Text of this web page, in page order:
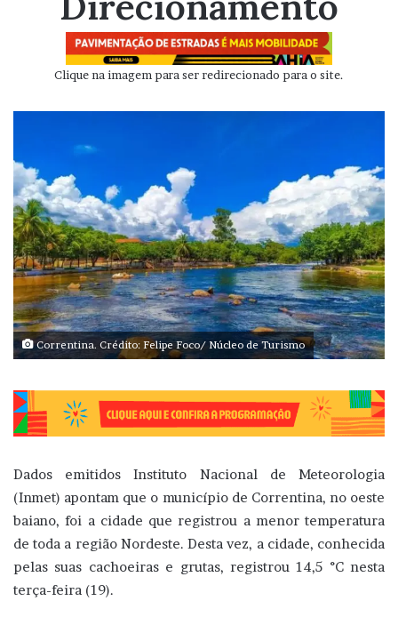
Clique na imagem para ser redirecionado para o site.
Correntina. Crédito: Felipe Foco/ Núcleo de Turismo
Dados emitidos Instituto Nacional de Meteorologia
(Inmet) apontam que o município de Correntina, no oeste
baiano, foi a cidade que registrou a menor temperatura
de toda a região Nordeste. Desta vez, a cidade, conhecida
pelas suas cachoeiras e grutas, registrou 14,5 °C nesta
terça-feira (19).